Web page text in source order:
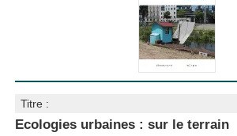
Titre :
Ecologies urbaines : sur le terrain